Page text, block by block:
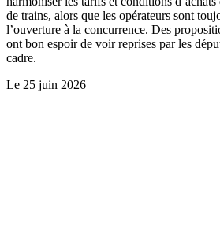
de trains, alors que les opérateurs sont
l’ouverture à la concurrence. Des
ont bon espoir de voir reprises par les
cadre.
Le 25 juin 2026